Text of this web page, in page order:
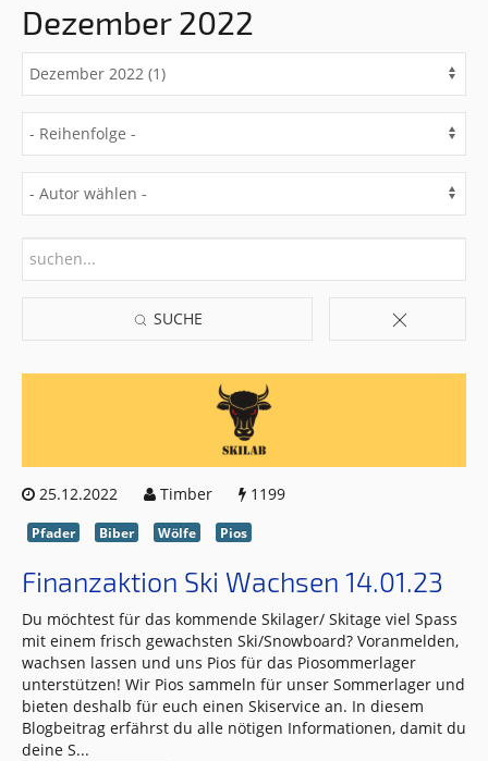
Dezember 2022
SUCHE
25.12.2022 Timber 1199
Pfader Biber Wölfe Pios
Finanzaktion Ski Wachsen 14.01.23
Du möchtest für das kommende Skilager/ Skitage viel Spass
mit einem frisch gewachsten Ski/Snowboard? Voranmelden,
wachsen lassen und uns Pios für das Piosommerlager
unterstützen! Wir Pios sammeln für unser Sommerlager und
bieten deshalb für euch einen Skiservice an. In diesem
Blogbeitrag erfährst du alle nötigen Informationen, damit du
deine S...